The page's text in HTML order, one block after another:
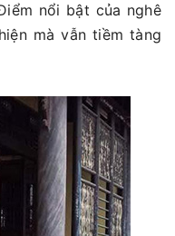
nổi bật của nghê
mà vẫn tiềm tàng